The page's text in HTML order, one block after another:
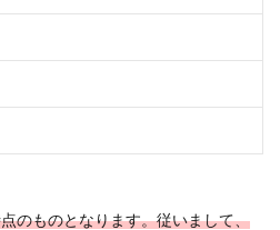
のものとなります。従いまして、